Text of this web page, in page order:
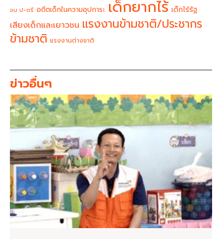
จบ ป-ตรี อดีตเด็กในความอุปการะ เด็กยากไร้ เด็กไร้รัฐ
เสียงเด็กและเยาวชน แรงงานข้ามชาติ/ประชากร
ข้ามชาติ แรงงานต่างชาติ
ข่าวอื่นๆ